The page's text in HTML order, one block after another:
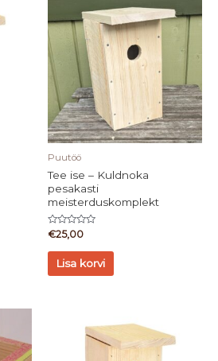
Puutöö
Tee ise – Kuldnoka
pesakasti
meisterduskomplekt
Hinnanguga
0
/
€25,00
Lisa korvi